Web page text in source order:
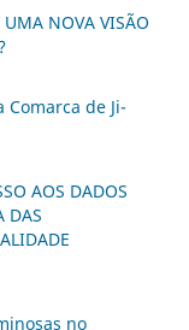
UMA NOVA VISÃO
de Ji-
AOS DADOS
DAS
no